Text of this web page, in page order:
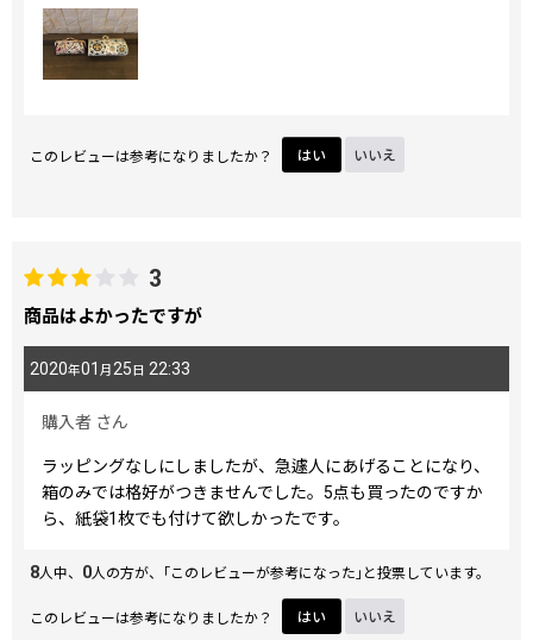
味がかった感じです。
このレビューは参考になりましたか？ はい いいえ
3
商品はよかったですが
2020年01 月 25日 22:33
購入者 さん
ラッピングなしにしましたが、急遽人にあげることになり、
箱のみでは格好がつきませんでした。5点も買ったのですか
ら、紙袋1枚でも付けて欲しかったです。
8人中、 0人の方が、｢このレビューが参考になった｣と投票しています。
このレビューは参考になりましたか？ はい いいえ